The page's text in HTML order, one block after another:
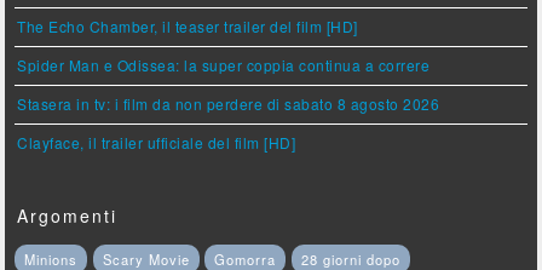
The Echo Chamber, il teaser trailer del film [HD]
Spider Man e Odissea: la super coppia continua a correre
Stasera in tv: i film da non perdere di sabato 8 agosto 2026
Clayface, il trailer ufficiale del film [HD]
Argomenti
Minions Scary Movie Gomorra
28 giorni dopo